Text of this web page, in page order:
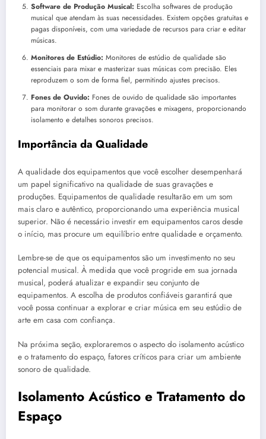
Software de Produção Musical: Escolha softwares de produção
musical que atendam às suas necessidades. Existem opções gratuitas e
pagas disponíveis, com uma variedade de recursos para criar e editar
músicas.
Monitores de Estúdio: Monitores de estúdio de qualidade são
essenciais para mixar e masterizar suas músicas com precisão. Eles
reproduzem o som de forma fiel, permitindo ajustes precisos.
Fones de Ouvido: Fones de ouvido de qualidade são importantes
para monitorar o som durante gravações e mixagens, proporcionando
isolamento e detalhes sonoros precisos.
Importância da Qualidade
A qualidade dos equipamentos que você escolher desempenhará
um papel significativo na qualidade de suas gravações e
produções. Equipamentos de qualidade resultarão em um som
mais claro e autêntico, proporcionando uma experiência musical
superior. Não é necessário investir em equipamentos caros desde
o início, mas procure um equilíbrio entre qualidade e orçamento.
Lembre-se de que os equipamentos são um investimento no seu
potencial musical. À medida que você progride em sua jornada
musical, poderá atualizar e expandir seu conjunto de
equipamentos. A escolha de produtos confiáveis garantirá que
você possa continuar a explorar e criar música em seu estúdio de
arte em casa com confiança.
Na próxima seção, exploraremos o aspecto do isolamento acústico
e o tratamento do espaço, fatores críticos para criar um ambiente
sonoro de qualidade.
Isolamento Acústico e Tratamento do
Espaço